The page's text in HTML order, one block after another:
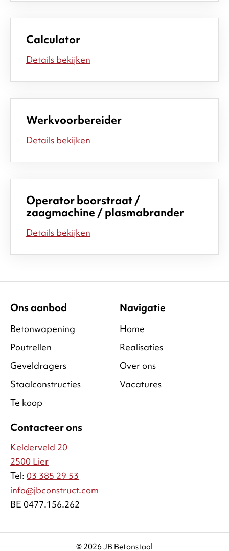
Calculator
Details bekijken
Werkvoorbereider
Details bekijken
Operator boorstraat /
zaagmachine / plasmabrander
Details bekijken
Ons aanbod
Betonwapening
Poutrellen
Geveldragers
Staalconstructies
Te koop
Navigatie
Home
Realisaties
Over ons
Vacatures
Contacteer ons
Kelderveld 20
2500 Lier
Tel: 03 385 29 53
info@jbconstruct.com
BE 0477.156.262
© 2026 JB Betonstaal